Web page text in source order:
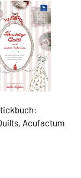
Acufactum